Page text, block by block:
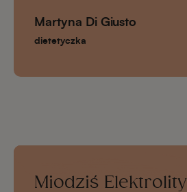
Martyna Di Giusto
dietetyczka
Miodziś